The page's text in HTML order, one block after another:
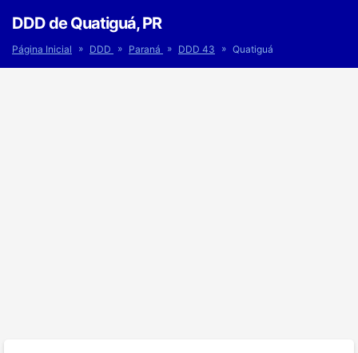
DDD de Quatiguá, PR
Página Inicial » DDD » Paraná » DDD 43 » Quatiguá